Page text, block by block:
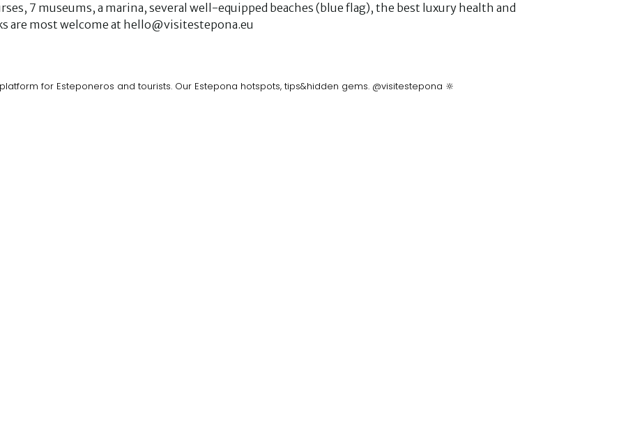
7 museums, a marina, several well-equipped beaches (blue flag), the best luxury health and
are most welcome at hello@visitestepona.eu
for Esteponeros and tourists. Our Estepona hotspots, tips&hidden gems. @visitestepona 🔆